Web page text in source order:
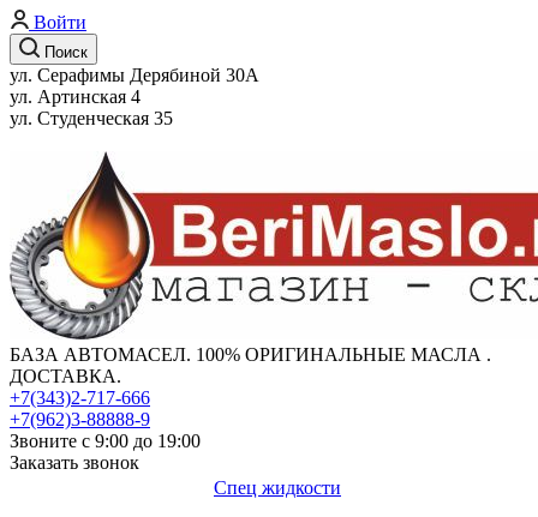
Войти
Поиск
ул. Серафимы Дерябиной 30А
ул. Артинская 4
ул. Студенческая 35
БАЗА АВТОМАСЕЛ. 100% ОРИГИНАЛЬНЫЕ МАСЛА .
ДОСТАВКА.
+7(343)2-717-666
+7(962)3-88888-9
Звоните с 9:00 до 19:00
Заказать звонок
Спец жидкости